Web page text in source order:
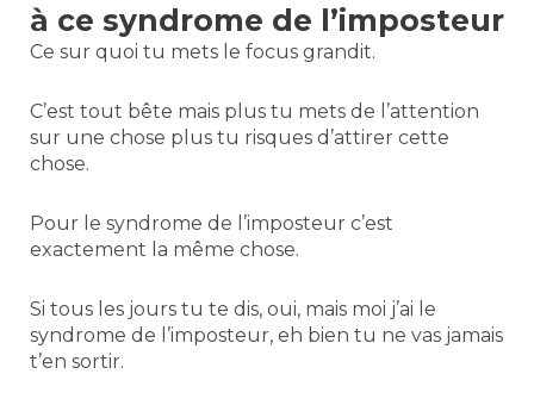
à ce syndrome de l’imposteur
Ce sur quoi tu mets le focus grandit.
C’est tout bête mais plus tu mets de l’attention
sur une chose plus tu risques d’attirer cette
chose.
Pour le syndrome de l’imposteur c’est
exactement la même chose.
Si tous les jours tu te dis, oui, mais moi j’ai le
syndrome de l’imposteur, eh bien tu ne vas jamais
t’en sortir.